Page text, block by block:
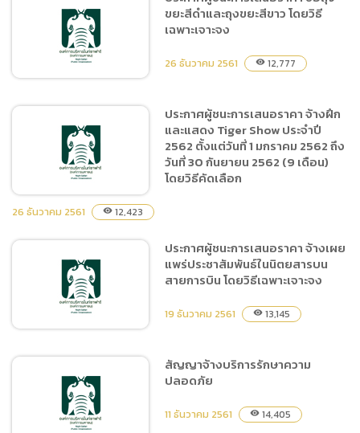
กำจัดกลิ่นโถปัสสาวะและ
ชักโครกในห้องน้ำอาคารลาน
นาวิลเลจและห้องน้ำบริการ
ของเชียงใหม่ไนท์ซาฟารี
ปีงบประมาณ 2562 โดยวิธี
ประกาศผู้ชนะการเสนอราคา
ซื้อถุงขยะสีดำและถุงขยะสี
ขาว โดยวิธีเฉพาะเจาะจง
ขยะสีดำและถุงขยะสีขาว โดยวิธี
เฉพาะเจาะจง
26 ธันวาคม 2561 visibility 12,777
จ้างฝึกและแสดง Tiger Show
ประจำปี 2562 ตั้งแต่วันที่ 1
มกราคม 2562 ถึงวันที่ 30
กันยายน 2562 (9 เดือน) โดย
ประกาศผู้ชนะการเสนอราคา จ้างฝึก
และแสดง Tiger Show ประจำปี
2562 ตั้งแต่วันที่ 1 มกราคม 2562 ถึง
วันที่ 30 กันยายน 2562 (9 เดือน)
โดยวิธีคัดเลือก
26 ธันวาคม 2561 visibility 12,423
ประกาศผู้ชนะการเสนอราคา
จ้างเผยแพร่ประชาสัมพันธ์ใน
นิตยสารบนสายการบิน โดย
ประกาศผู้ชนะการเสนอราคา จ้างเผย
แพร่ประชาสัมพันธ์ในนิตยสารบน
สายการบิน โดยวิธีเฉพาะเจาะจง
19 ธันวาคม 2561 visibility 13,145
สัญญาจ้างบริการรักษาความ
ปลอดภัย
11 ธันวาคม 2561 visibility 14,405